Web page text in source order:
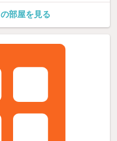
部屋を見る